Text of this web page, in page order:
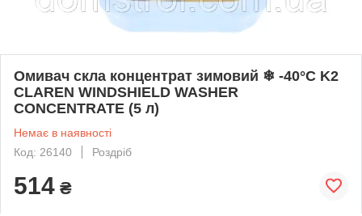
Омивач скла концентрат зимовий ❄ -40°С K2
CLAREN WINDSHIELD WASHER
CONCENTRATE (5 л)
Немає в наявності
Код: 26140
Роздріб
514 ₴